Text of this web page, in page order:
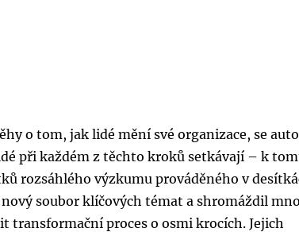
o tom, jak lidé mění své organizace, se
při každém z těchto kroků setkávají – k
rozsáhlého výzkumu prováděného v
soubor klíčových témat a shromáždil
proces o osmi krocích. Jejich